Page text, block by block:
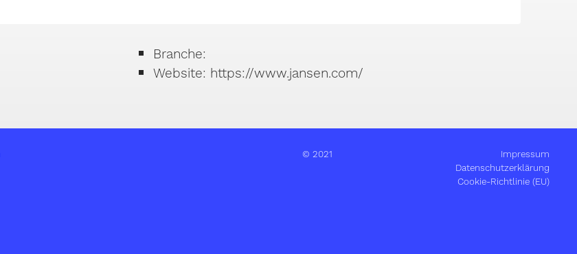
Branche:
Website: https://www.jansen.com/
© 2021
Impressum
Datenschutzerklärung
Cookie-Richtlinie (EU)